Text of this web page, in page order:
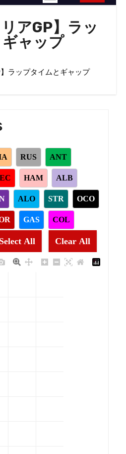
リアGP】ラッ
ャップ
】ラップタイムとギャップ
RUS ANT
HAM ALB
ALO STR OCO
GAS COL
Select All Clear All